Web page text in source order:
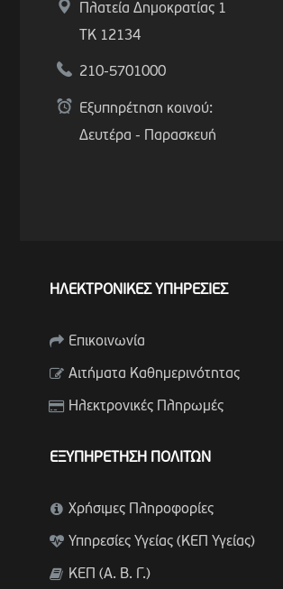
Πλατεία Δημοκρατίας 1
ΤΚ 12134
210-5701000
Εξυπηρέτηση κοινού:
Δευτέρα - Παρασκευή
ΗΛΕΚΤΡΟΝΙΚΕΣ ΥΠΗΡΕΣΙΕΣ
Επικοινωνία
Αιτήματα Καθημερινότητας
Ηλεκτρονικές Πληρωμές
ΕΞΥΠΗΡΕΤΗΣΗ ΠΟΛΙΤΩΝ
Χρήσιμες Πληροφορίες
Υπηρεσίες Υγείας (ΚΕΠ Υγείας)
ΚΕΠ (Α. Β. Γ.)